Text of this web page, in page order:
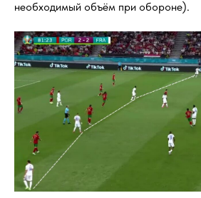
необходимый объём при обороне).